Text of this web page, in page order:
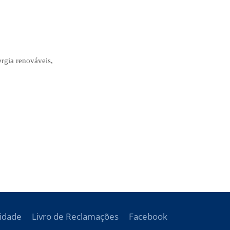
renováveis,
Livro de Reclamações Facebook